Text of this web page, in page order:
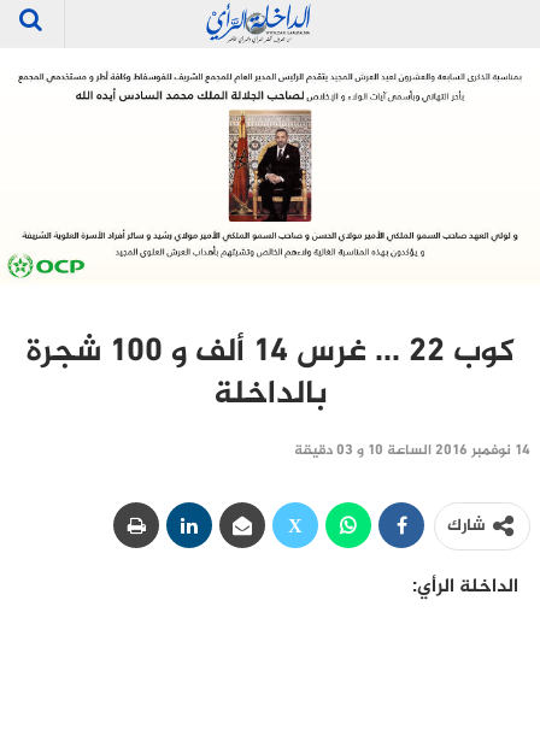
كوب 22 … غرس 14 ألف و 100 شجرة
بالداخلة
14 نوفمبر 2016 الساعة 10 و 03 دقيقة
شارك
الداخلة الرأي: